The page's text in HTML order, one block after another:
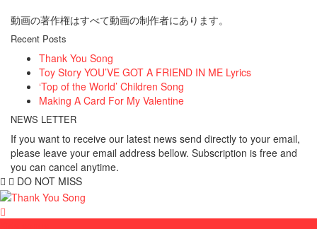
動画の著作権はすべて動画の制作者にあります。
Recent Posts
Thank You Song
Toy Story YOU’VE GOT A FRIEND IN ME Lyrics
‘Top of the World’ Children Song
Making A Card For My Valentine
NEWS LETTER
If you want to receive our latest news send directly to your email,
please leave your email address bellow. Subscription is free and
you can cancel anytime.
DO NOT MISS